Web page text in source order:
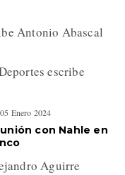
Antonio Abascal
escribe
Enero 2024
con Nahle en
Aguirre